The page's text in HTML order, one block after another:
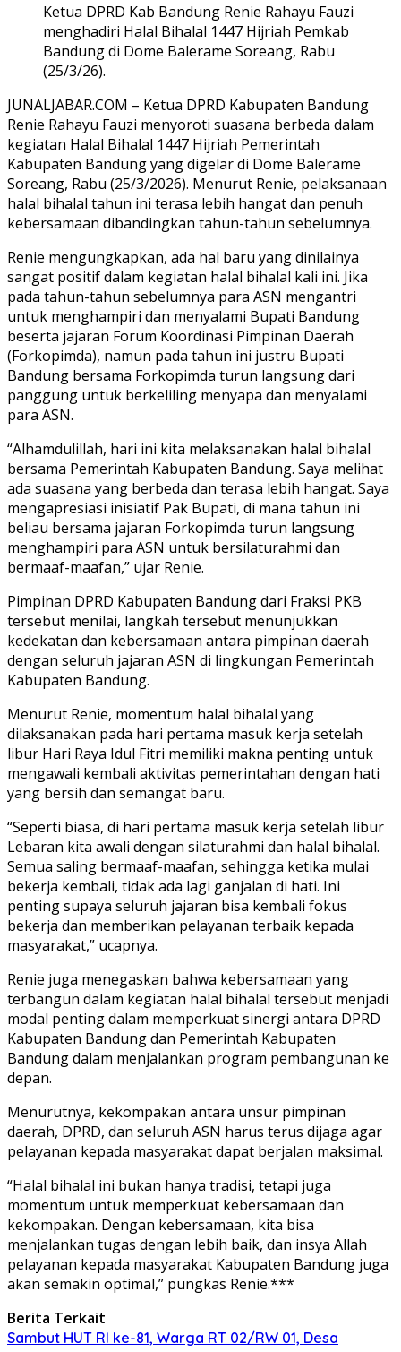
Ketua DPRD Kab Bandung Renie Rahayu Fauzi
menghadiri Halal Bihalal 1447 Hijriah Pemkab
Bandung di Dome Balerame Soreang, Rabu
(25/3/26).
JUNALJABAR.COM – Ketua DPRD Kabupaten Bandung
Renie Rahayu Fauzi menyoroti suasana berbeda dalam
kegiatan Halal Bihalal 1447 Hijriah Pemerintah
Kabupaten Bandung yang digelar di Dome Balerame
Soreang, Rabu (25/3/2026). Menurut Renie, pelaksanaan
halal bihalal tahun ini terasa lebih hangat dan penuh
kebersamaan dibandingkan tahun-tahun sebelumnya.
Renie mengungkapkan, ada hal baru yang dinilainya
sangat positif dalam kegiatan halal bihalal kali ini. Jika
pada tahun-tahun sebelumnya para ASN mengantri
untuk menghampiri dan menyalami Bupati Bandung
beserta jajaran Forum Koordinasi Pimpinan Daerah
(Forkopimda), namun pada tahun ini justru Bupati
Bandung bersama Forkopimda turun langsung dari
panggung untuk berkeliling menyapa dan menyalami
para ASN.
“Alhamdulillah, hari ini kita melaksanakan halal bihalal
bersama Pemerintah Kabupaten Bandung. Saya melihat
ada suasana yang berbeda dan terasa lebih hangat. Saya
mengapresiasi inisiatif Pak Bupati, di mana tahun ini
beliau bersama jajaran Forkopimda turun langsung
menghampiri para ASN untuk bersilaturahmi dan
bermaaf-maafan,” ujar Renie.
Pimpinan DPRD Kabupaten Bandung dari Fraksi PKB
tersebut menilai, langkah tersebut menunjukkan
kedekatan dan kebersamaan antara pimpinan daerah
dengan seluruh jajaran ASN di lingkungan Pemerintah
Kabupaten Bandung.
Menurut Renie, momentum halal bihalal yang
dilaksanakan pada hari pertama masuk kerja setelah
libur Hari Raya Idul Fitri memiliki makna penting untuk
mengawali kembali aktivitas pemerintahan dengan hati
yang bersih dan semangat baru.
“Seperti biasa, di hari pertama masuk kerja setelah libur
Lebaran kita awali dengan silaturahmi dan halal bihalal.
Semua saling bermaaf-maafan, sehingga ketika mulai
bekerja kembali, tidak ada lagi ganjalan di hati. Ini
penting supaya seluruh jajaran bisa kembali fokus
bekerja dan memberikan pelayanan terbaik kepada
masyarakat,” ucapnya.
Renie juga menegaskan bahwa kebersamaan yang
terbangun dalam kegiatan halal bihalal tersebut menjadi
modal penting dalam memperkuat sinergi antara DPRD
Kabupaten Bandung dan Pemerintah Kabupaten
Bandung dalam menjalankan program pembangunan ke
depan.
Menurutnya, kekompakan antara unsur pimpinan
daerah, DPRD, dan seluruh ASN harus terus dijaga agar
pelayanan kepada masyarakat dapat berjalan maksimal.
“Halal bihalal ini bukan hanya tradisi, tetapi juga
momentum untuk memperkuat kebersamaan dan
kekompakan. Dengan kebersamaan, kita bisa
menjalankan tugas dengan lebih baik, dan insya Allah
pelayanan kepada masyarakat Kabupaten Bandung juga
akan semakin optimal,” pungkas Renie.***
Berita Terkait
Sambut HUT RI ke-81, Warga RT 02/RW 01, Desa